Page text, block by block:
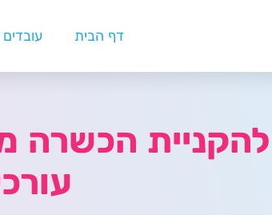
דף הבית עובדים
להקניית